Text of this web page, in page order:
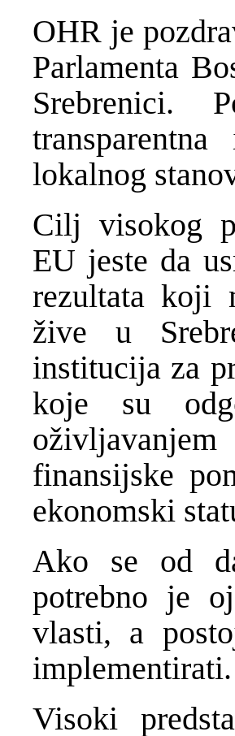
OHR je
Parlamenta
Srebrenici.
lokalnog
Cilj visokog
EU jeste da
rezultata koji
žive u
institucija za
koje su
finansijske
ekonomski
Ako se od
potrebno je
vlasti, a
implementirati.
Visoki